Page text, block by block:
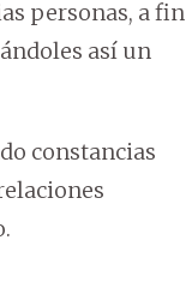
personas, a fin
así un
constancias